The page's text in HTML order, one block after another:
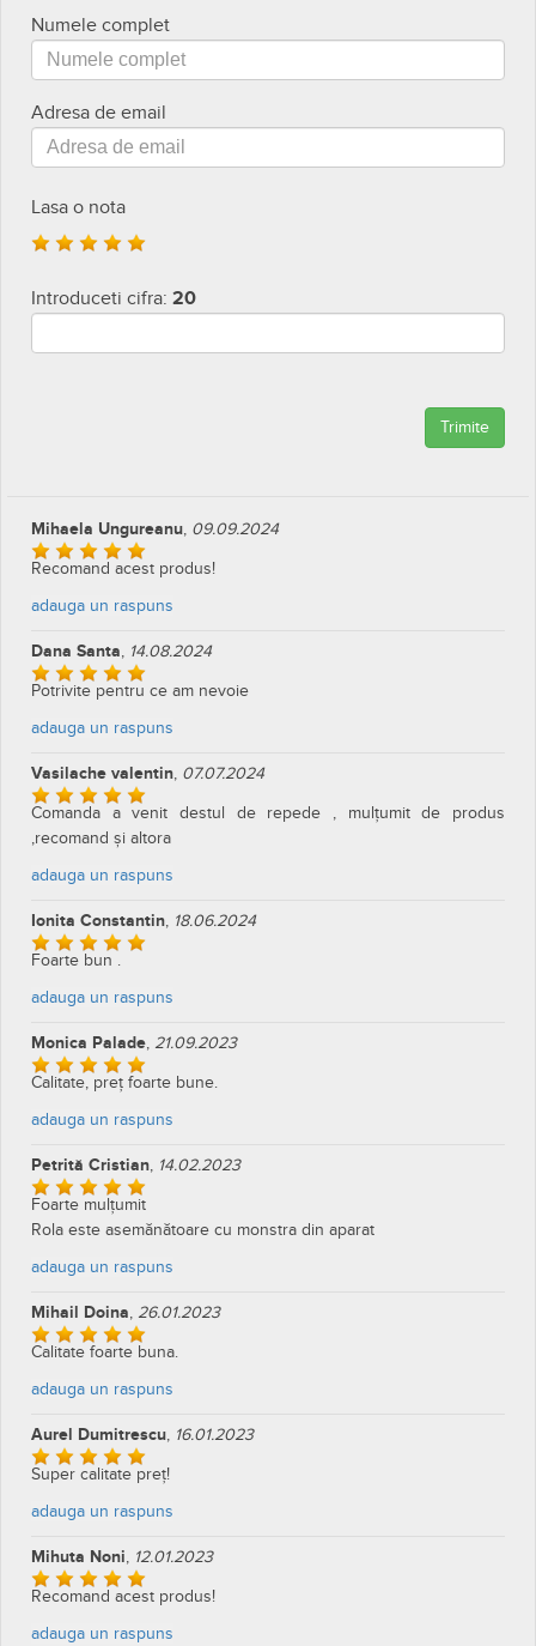
Numele complet
Adresa de email
Lasa o nota
Introduceti cifra: 20
Trimite
Mihaela Ungureanu, 09.09.2024
Recomand acest produs!
adauga un raspuns
Dana Santa, 14.08.2024
Potrivite pentru ce am nevoie
adauga un raspuns
Vasilache valentin, 07.07.2024
Comanda a venit destul de repede , mulțumit de produs
,recomand și altora
adauga un raspuns
Ionita Constantin, 18.06.2024
Foarte bun .
adauga un raspuns
Monica Palade, 21.09.2023
Calitate, preț foarte bune.
adauga un raspuns
Petrită Cristian, 14.02.2023
Foarte mulțumit
Rola este asemănătoare cu monstra din aparat
adauga un raspuns
Mihail Doina, 26.01.2023
Calitate foarte buna.
adauga un raspuns
Aurel Dumitrescu, 16.01.2023
Super calitate preț!
adauga un raspuns
Mihuta Noni, 12.01.2023
Recomand acest produs!
adauga un raspuns